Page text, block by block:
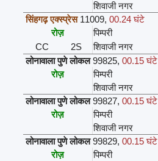
शिवाजी नगर
सिंहगढ़ एक्स्प्रेस 11009,00.24 घंटे
रोज़
पिम्परी
CC
2S शिवाजी नगर
लोनावाला पुणे लोकल 99825,00.15 घंटे
रोज़
पिम्परी
शिवाजी नगर
लोनावाला पुणे लोकल 99827,00.15 घंटे
रोज़
पिम्परी
शिवाजी नगर
लोनावाला पुणे लोकल 99829,00.15 घंटे
रोज़
पिम्परी